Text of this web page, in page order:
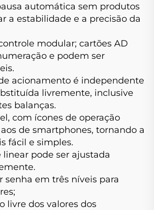
automática sem produtos
a estabilidade e a precisão da
modular; cartões AD
e podem ser
acionamento é independente
livremente, inclusive
balanças.
com ícones de operação
de smartphones, tornando a
fácil e simples.
linear pode ser ajustada
senha em três níveis para
livre dos valores dos